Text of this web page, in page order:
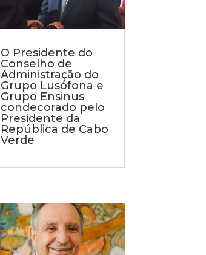
O Presidente do
Conselho de
Administração do
Grupo Lusófona e
Grupo Ensinus
condecorado pelo
Presidente da
República de Cabo
Verde